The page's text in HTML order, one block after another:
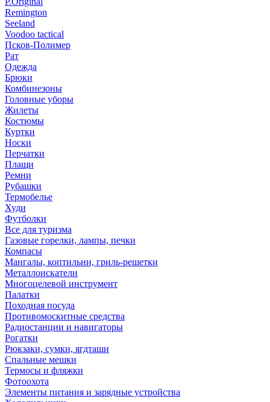
Remington
Seeland
Voodoo tactical
Псков-Полимер
Рат
Одежда
Брюки
Комбинезоны
Головные уборы
Жилеты
Костюмы
Куртки
Носки
Перчатки
Плащи
Ремни
Рубашки
Термобелье
Худи
Футболки
Все для туризма
Газовые горелки, лампы, печки
Компасы
Мангалы, коптильни, гриль-решетки
Металлоискатели
Многоцелевой инструмент
Палатки
Походная посуда
Противомоскитные средства
Радиостанции и навигаторы
Рогатки
Рюкзаки, сумки, ягдташи
Спальные мешки
Термосы и фляжки
Фотоохота
Элементы питания и зарядные устройства